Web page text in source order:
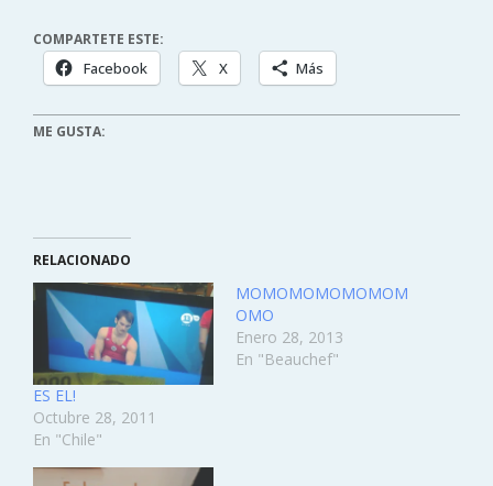
COMPARTETE ESTE:
Facebook X Más
ME GUSTA:
RELACIONADO
ES EL!
Octubre 28, 2011
En "Chile"
MOMOMOMOMOMOM
OMO
Enero 28, 2013
En "Beauchef"